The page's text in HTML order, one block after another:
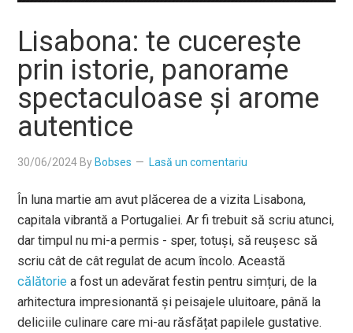
Lisabona: te cucerește
prin istorie, panorame
spectaculoase și arome
autentice
30/06/2024 By Bobses Lasă un comentariu
În luna martie am avut plăcerea de a vizita Lisabona,
capitala vibrantă a Portugaliei. Ar fi trebuit să scriu atunci,
dar timpul nu mi-a permis - sper, totuși, să reușesc să
scriu cât de cât regulat de acum încolo. Această
călătorie a fost un adevărat festin pentru simțuri, de la
arhitectura impresionantă și peisajele uluitoare, până la
deliciile culinare care mi-au răsfățat papilele gustative.